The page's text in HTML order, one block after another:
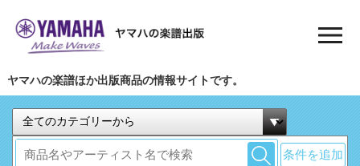
ヤマハの楽譜ほか出版商品の情報サイトです。
条件を追加